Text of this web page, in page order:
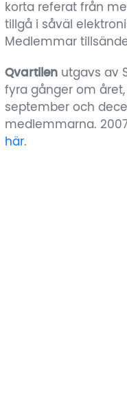
korta referat från
tillgå i såväl
Medlemmar
Qvartilenutgavs av
fyra gånger om
september och
medlemmarna.
här.